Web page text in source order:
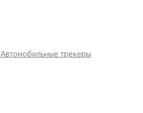
Автомобильные трекеры